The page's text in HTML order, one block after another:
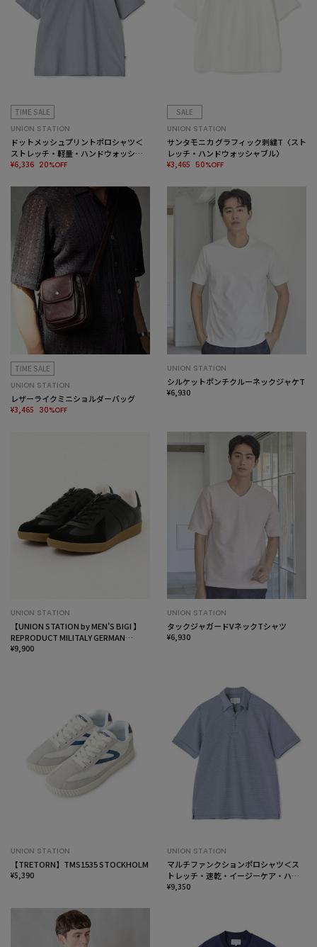
TIME SALE
UNION STATION
ドットメッシュプリントポロシャツ＜
ストレッチ・軽量・ハンドウォッシャ
ブル・通気性＞
¥6,336 20%OFF
SALE
UNION STATION
サンタモニカ グラフィック刺繍T〈スト
レッチ・ハンドウォッシャブル〉
¥3,465 50%OFF
TIME SALE
UNION STATION
レザーライクミニショルダーバッグ
¥3,465 30%OFF
UNION STATION
シルケットポンチクルーネックジャケT
¥6,930
UNION STATION
【UNION STATION by MEN’S BIGI 】
REPRODUCT MILITALY GERMAN
TRAINER ジャーマントレーナー
¥9,900
UNION STATION
タックジャガードVネックTシャツ
¥6,930
UNION STATION
【TRETORN】TMS1535 STOCKHOLM
¥5,390
UNION STATION
マルチファンクションポロシャツ＜ス
トレッチ・速乾・イージーケア・ハン
ドウォッシャブル・UVカット・ 抗菌・
¥9,350